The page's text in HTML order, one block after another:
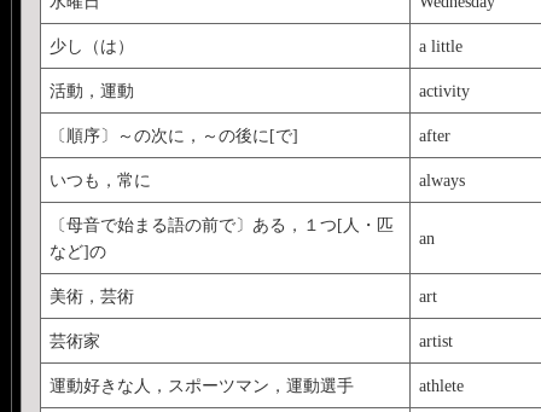
少し（は） a little
活動，運動 activity
〔順序〕～の次に，～の後に[で] after
いつも，常に always
〔母音で始まる語の前で〕ある，１つ[人・匹
など]の
an
美術，芸術 art
芸術家 artist
運動好きな人，スポーツマン，運動選手 athlete